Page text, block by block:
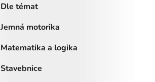
Dle témat
Jemná motorika
Matematika a logika
Stavebnice